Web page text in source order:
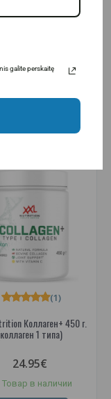
Флексит Напиток
В КОРЗИНУ
Коллаген+ 450 г.
1 типа)
(1)
24.95€
Товар в наличии
galite perskaitę